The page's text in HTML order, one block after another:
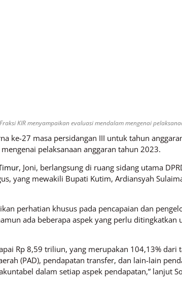
Fraksi KIR menyampaikan evaluasi mendalam mengenai
ke-27 masa persidangan III untuk tahun
pelaksanaan anggaran tahun 2023.
, Joni, berlangsung di ruang sidang utama
yang mewakili Bupati Kutim, Ardiansyah
perhatian khusus pada pencapaian dan
ada beberapa aspek yang perlu
Rp 8,59 triliun, yang merupakan 104,13% dari
(PAD), pendapatan transfer, dan lain-lain
dalam setiap aspek pendapatan,” lanjut